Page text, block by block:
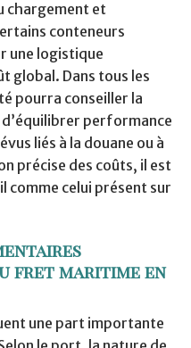
chargement et
conteneurs
une logistique
global. Dans tous les
pourra conseiller la
performance
liés à la douane ou à
précise des coûts, il est
comme celui présent sur
fret maritime en
une part importante